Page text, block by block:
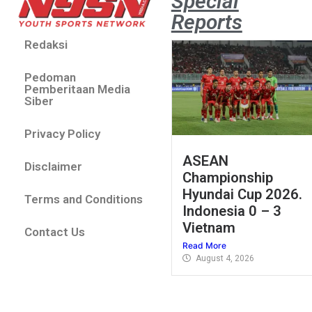
Redaksi
Pedoman
Pemberitaan Media
Siber
Privacy Policy
Disclaimer
Terms and Conditions
Contact Us
Reports
ASEAN
Championship
Hyundai Cup 2026.
Indonesia 0 – 3
Vietnam
Read More
August 4, 2026